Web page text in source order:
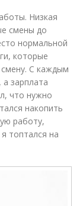
Низкая
смены до
нормальной
которые
С каждым
зарплата
что нужно
накопить
работу,
топтался на